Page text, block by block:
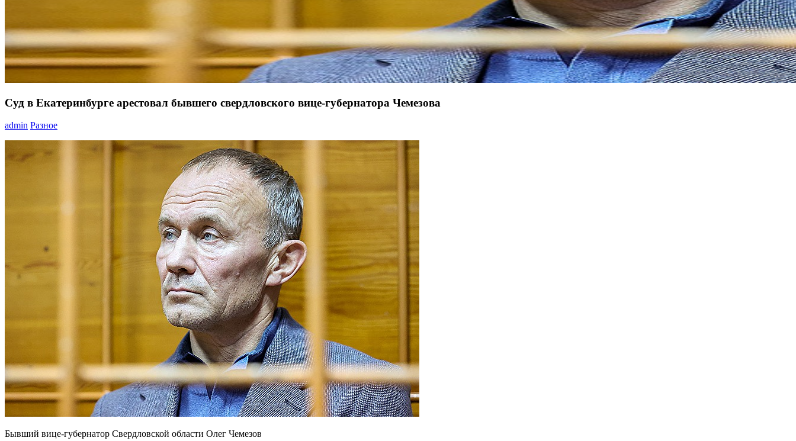
Суд в Екатеринбурге арестовал бывшего свердловского вице-губернатора Чемезова
admin Разное
Бывший вице-губернатор Свердловской области Олег Чемезов